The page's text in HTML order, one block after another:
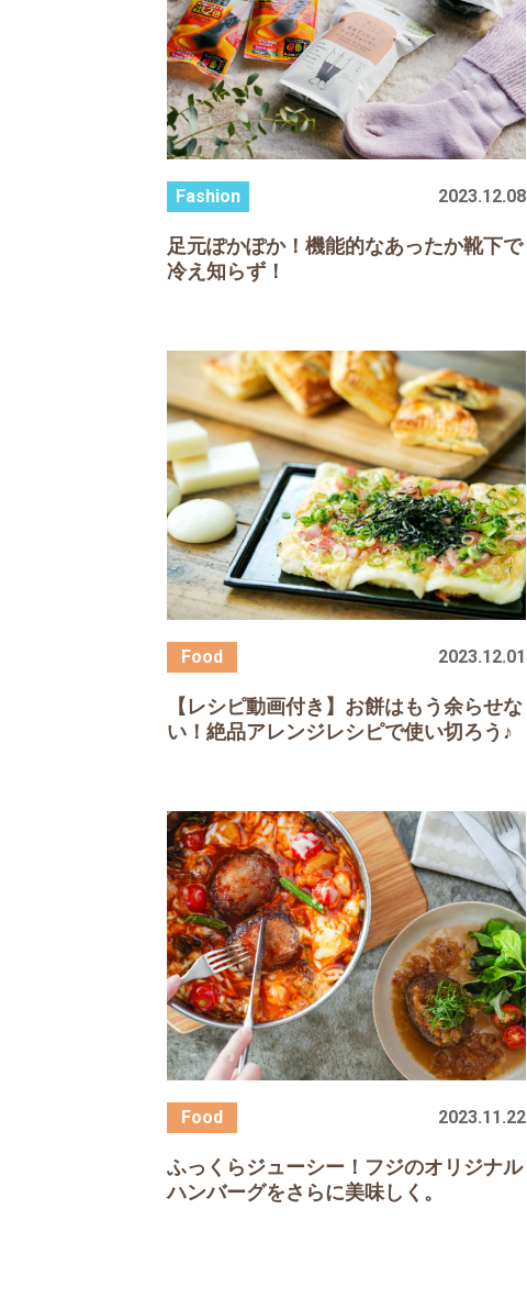
足元ぽかぽか！機能的なあったか靴下で
冷え知らず！
2023.12.08
【レシピ動画付き】お餅はもう余らせな
い！絶品アレンジレシピで使い切ろう♪
2023.12.01
ふっくらジューシー！フジのオリジナル
ハンバーグをさらに美味しく。
2023.11.22